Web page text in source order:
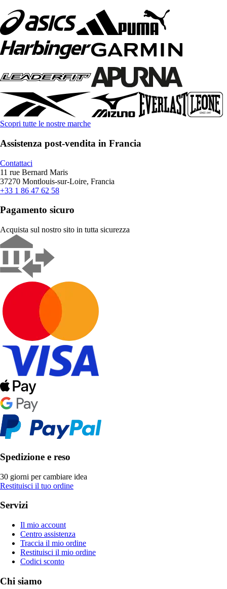
Scopri tutte le nostre marche
Assistenza post-vendita in Francia
Contattaci
11 rue Bernard Maris
37270 Montlouis-sur-Loire, Francia
+33 1 86 47 62 58
Pagamento sicuro
Acquista sul nostro sito in tutta sicurezza
Spedizione e reso
30 giorni per cambiare idea
Restituisci il tuo ordine
Servizi
Il mio account
Centro assistenza
Traccia il mio ordine
Restituisci il mio ordine
Codici sconto
Chi siamo